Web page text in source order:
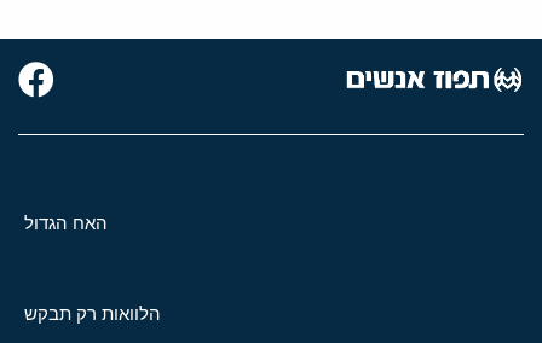
האח הגדול
הלוואות רק תבקש